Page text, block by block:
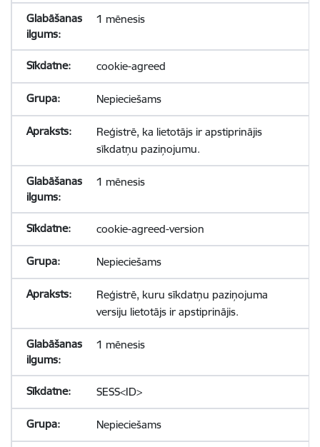
1 mēnesis
cookie-agreed
Nepieciešams
Reģistrē, ka lietotājs ir apstiprinājis
sīkdatņu paziņojumu.
1 mēnesis
cookie-agreed-version
Nepieciešams
Reģistrē, kuru sīkdatņu paziņojuma
versiju lietotājs ir apstiprinājis.
1 mēnesis
SESS<ID>
Nepieciešams